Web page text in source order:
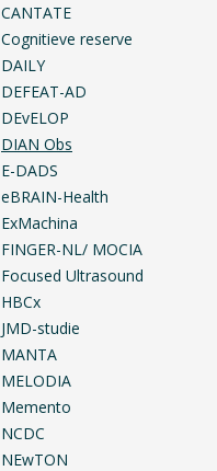
CANTATE
Cognitieve reserve
DAILY
DEFEAT-AD
DEvELOP
DIAN Obs
E-DADS
eBRAIN-Health
ExMachina
FINGER-NL/ MOCIA
Focused Ultrasound
HBCx
JMD-studie
MANTA
MELODIA
Memento
NCDC
NEwTON